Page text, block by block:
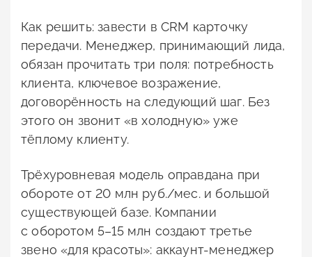
Как решить: завести в CRM карточку
передачи. Менеджер, принимающий лида,
обязан прочитать три поля: потребность
клиента, ключевое возражение,
договорённость на следующий шаг. Без
этого он звонит «в холодную» уже
тёплому клиенту.
Трёхуровневая модель оправдана при
обороте от 20 млн руб./мес. и большой
существующей базе. Компании
с оборотом 5–15 млн создают третье
звено «для красоты»: аккаунт-менеджер